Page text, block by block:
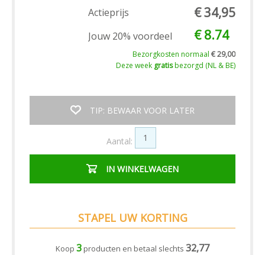
Actieprijs € 34,95
Jouw 20% voordeel € 8.74
Bezorgkosten normaal € 29,00
Deze week gratisbezorgd (NL & BE)
TIP: BEWAAR VOOR LATER
Aantal:
IN WINKELWAGEN
STAPEL UW KORTING
Koop 3 producten en betaal slechts 32,77